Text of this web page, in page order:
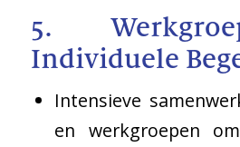
5.
Individuele
Intensieve
en werkgroepen